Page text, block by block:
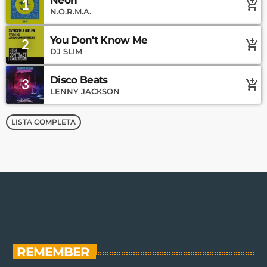
1 N.O.R.M.A. add_shopping_cart
2 You Don't Know Me
DJ SLIM add_shopping_cart
3 Disco Beats
LENNY JACKSON add_shopping_cart
LISTA COMPLETA
REMEMBER